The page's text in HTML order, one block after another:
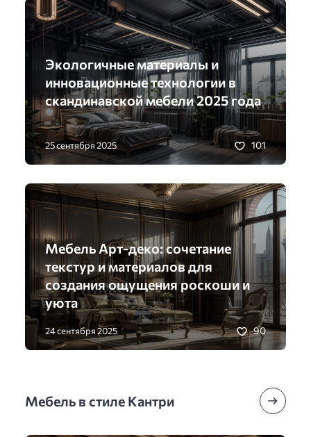
Экологичные материалы и
инновационные технологии в
скандинавской мебели 2025 года
25 сентября 2025 101
Мебель Арт-деко: сочетание
текстур и материалов для
создания ощущения роскоши и
уюта
24 сентября 2025 90
Мебель в стиле Кантри